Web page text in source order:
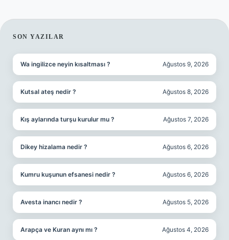
SIDEBAR
SON YAZILAR
Wa ingilizce neyin kısaltması ? Ağustos 9, 2026
Kutsal ateş nedir ? Ağustos 8, 2026
Kış aylarında turşu kurulur mu ? Ağustos 7, 2026
Dikey hizalama nedir ? Ağustos 6, 2026
Kumru kuşunun efsanesi nedir ? Ağustos 6, 2026
Avesta inancı nedir ? Ağustos 5, 2026
Arapça ve Kuran aynı mı ? Ağustos 4, 2026